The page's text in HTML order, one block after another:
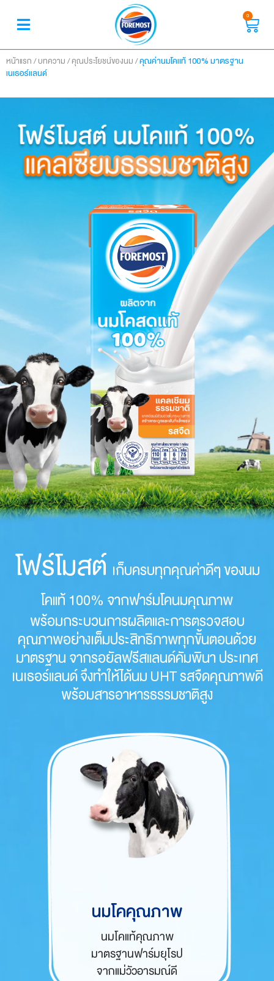
0
หน้าแรก /บทความ /คุณประโยชน์ของนม /คุณค่านมโคแท้ 100% มาตรฐาน
เนเธอร์แลนด์
โฟร์โมสต์ เก็บครบทุกคุณค่าดีๆ ของนม
โคแท้ 100% จากฟาร์มโคนมคุณภาพ
พร้อมกระบวนการผลิตและการตรวจสอบ
คุณภาพอย่างเต็มประสิทธิภาพทุกขั้นตอนด้วย
มาตรฐาน จากรอยัลฟรีสแลนด์คัมพินา ประเทศ
เนเธอร์แลนด์ จึงทำให้ได้นม UHT รสจืดคุณภาพดี
พร้อมสารอาหารธรรมชาติสูง
นมโคคุณภาพ
นมโคแท้คุณภาพ
มาตรฐานฟาร์มยุโรป
จากแม่วัวอารมณ์ดี